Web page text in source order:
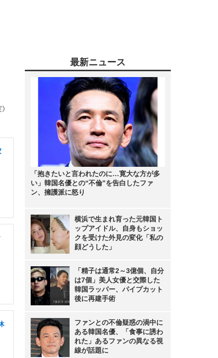
最新ニュース
「抱きたいと言われたのに…寛大な方が多
い」韓国名優との“不倫”を告白したファ
ン、擁護派に怒り
横浜で生まれ育った元韓国ト
ップアイドル、自身もショッ
クを受けた外見の変化「私の
顔どうした」
「精子は通常2～3億個、自分
は7個」美人女優と交際した
韓国ラッパー、パイプカット
後に再建手術
ファンとの不倫疑惑の渦中に
ある韓国名優、「食事に誘わ
れた」あるファンの異なる視
線が話題に